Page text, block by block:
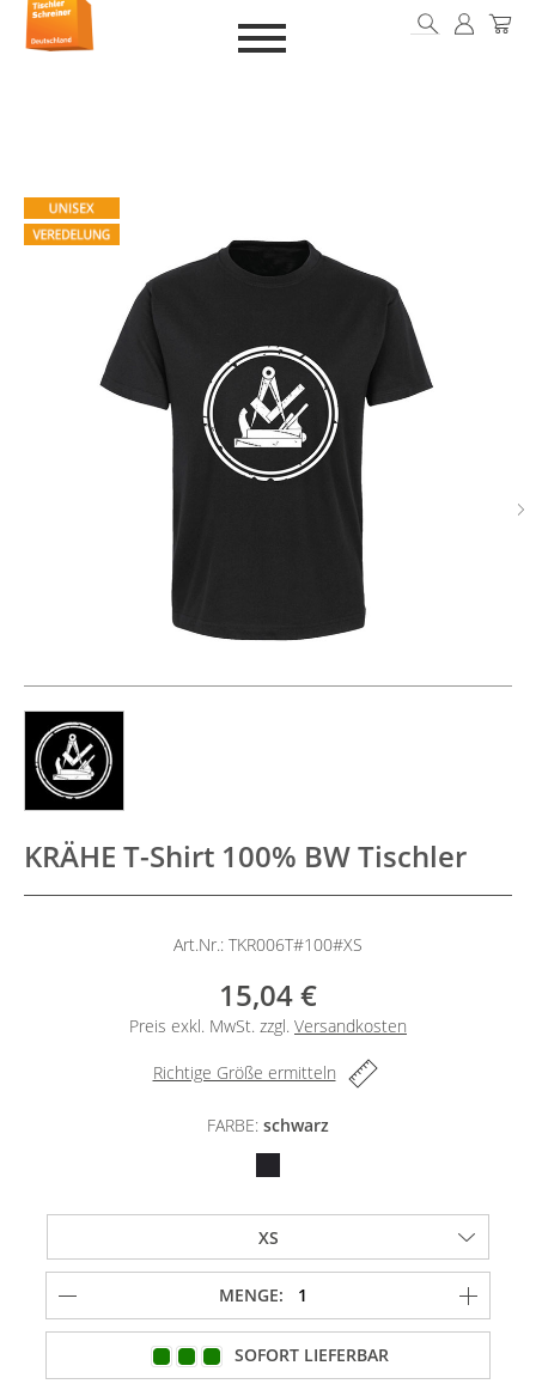
KRÄHE T-Shirt 100% BW Tischler
Art.Nr.: TKR006T#100#XS
15,04 €
Preis exkl. MwSt. zzgl. Versandkosten
Richtige Größe ermitteln
FARBE: schwarz
MENGE:
SOFORT LIEFERBAR